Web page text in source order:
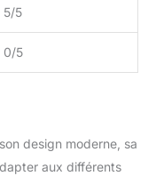
5/5
0/5
design moderne, sa
aux différents